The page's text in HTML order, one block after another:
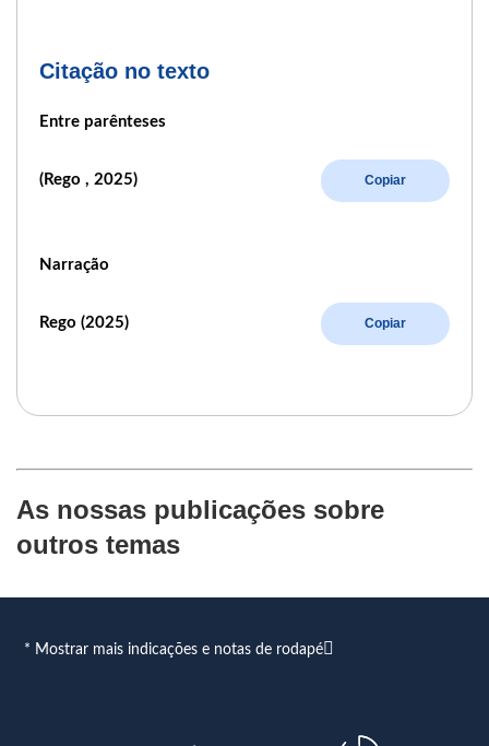
Citação no texto
Entre parênteses
(Rego , 2025) Copiar
Narração
Rego (2025) Copiar
As nossas publicações sobre
outros temas
* Mostrar mais indicações e notas de rodapé